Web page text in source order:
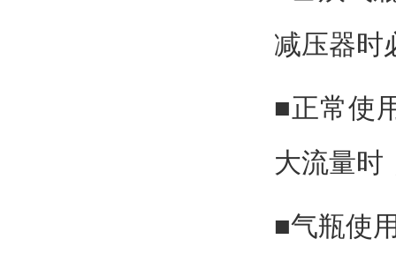
减压器时
■正常使
大流量时
■气瓶使